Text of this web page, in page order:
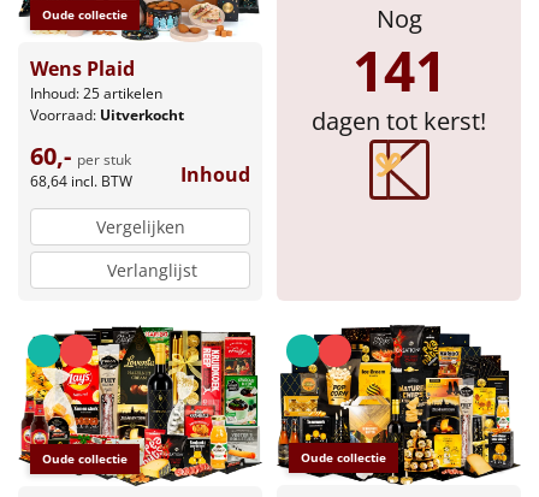
Ideeën
Personeel
Doe het zelf
Sinterklaaspakketten
Particulier
Kerstgeschenken 2026
Relatiegeschenken
Cadeaubon
Oude collectie
Wens Plaid
Inhoud: 25 artikelen
Voorraad: Uitverkocht
60,- per stuk
68,64 incl. BTW Inhoud
Vergelijken
Verlanglijst
Nog
141
dagen tot kerst!
Oude collectie Oude collectie